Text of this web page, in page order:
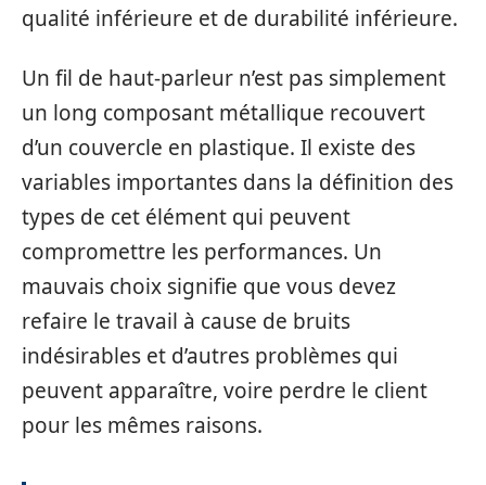
qualité inférieure et de durabilité inférieure.
Un fil de haut-parleur n’est pas simplement
un long composant métallique recouvert
d’un couvercle en plastique. Il existe des
variables importantes dans la définition des
types de cet élément qui peuvent
compromettre les performances. Un
mauvais choix signifie que vous devez
refaire le travail à cause de bruits
indésirables et d’autres problèmes qui
peuvent apparaître, voire perdre le client
pour les mêmes raisons.